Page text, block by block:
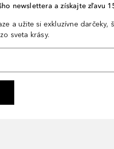
newslettera a získajte zľavu
a užite si exkluzívne darčeky,
sveta krásy.